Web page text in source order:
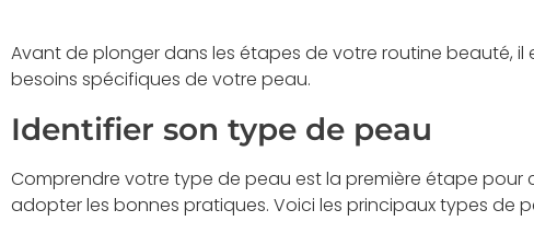
Avant de plonger dans les étapes de votre routine beauté, il
besoins spécifiques de votre peau.
Identifier son type de peau
Comprendre votre type de peau est la première étape pour
adopter les bonnes pratiques. Voici les principaux types de